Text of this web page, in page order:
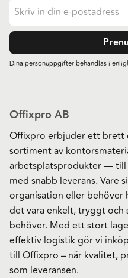
Dina personuppgifter behandlas i
Offixpro AB
Offixpro erbjuder ett brett
sortiment av
arbetsplatsprodukter — till
med snabb leverans. Vare
organisation eller behöver
det vara enkelt, tryggt
behöver. Med ett stort
effektiv logistik gör vi
till Offixpro – när kvalitet,
som leveransen.